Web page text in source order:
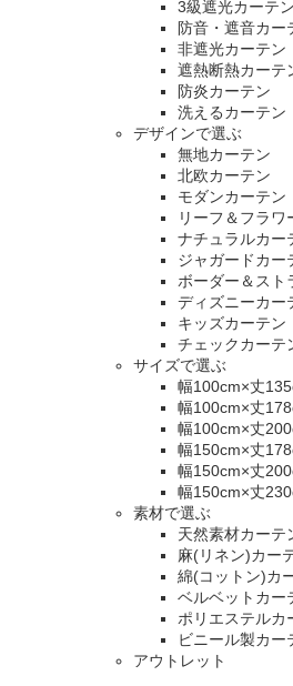
3級遮光カーテン
防音・遮音カー
非遮光カーテン
遮熱断熱カーテ
防炎カーテン
洗えるカーテン
デザインで選ぶ
無地カーテン
北欧カーテン
モダンカーテン
リーフ＆フラワ
ナチュラルカー
ジャガードカー
ボーダー＆スト
ディズニーカー
キッズカーテン
チェックカーテ
サイズで選ぶ
幅100cm×丈
幅100cm×丈
幅100cm×丈
幅150cm×丈
幅150cm×丈
幅150cm×丈
素材で選ぶ
天然素材カーテ
麻(リネン)カー
綿(コットン)カ
ベルベットカー
ポリエステルカ
ビニール製カー
アウトレット